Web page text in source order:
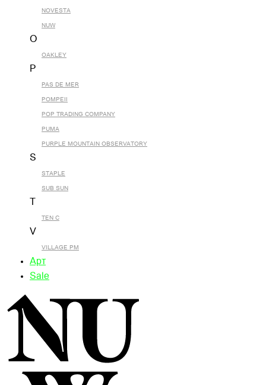
NOVESTA
NUW
O
OAKLEY
P
PAS DE MER
POMPEII
POP TRADING COMPANY
PUMA
PURPLE MOUNTAIN OBSERVATORY
S
STAPLE
SUB SUN
TEN C
V
VILLAGE PM
Арт
Sale